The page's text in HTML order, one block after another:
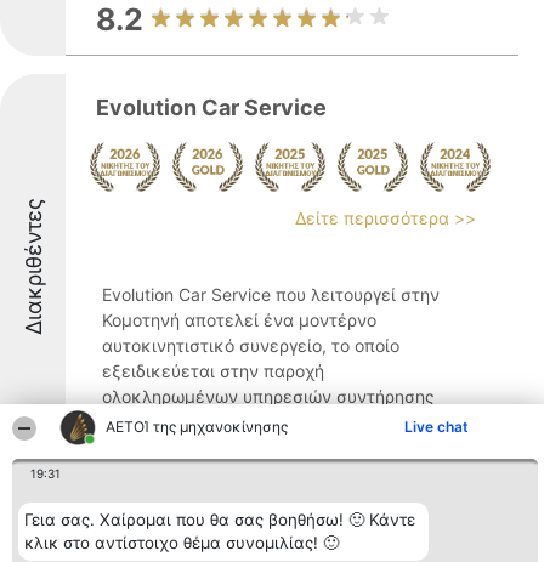
ΑΕΤΟΊ της μηχανοκίνησης Live chat
19:31
Γεια σας. Χαίρομαι που θα σας βοηθήσω! 🙂 Κάντε
κλικ στο αντίστοιχο θέμα συνομιλίας! 🙂
8.2
Διακριθέντες
Evolution Car Service
Δείτε περισσότερα >>
Evolution Car Service που λειτουργεί στην
Κομοτηνή αποτελεί ένα μοντέρνο
αυτοκινητιστικό συνεργείο, το οποίο
εξειδικεύεται στην παροχή
ολοκληρωμένων υπηρεσιών συντήρησης
και επισκευής. Με εμπειρία που ξεκινά το
9.4